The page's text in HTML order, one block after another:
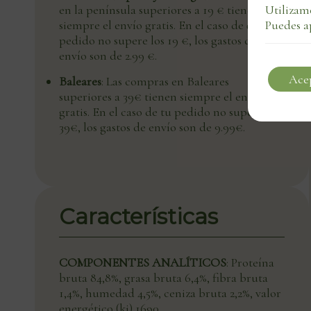
en la península superiores a 19 € tienen
siempre el envío gratis. En el caso de que tu
pedido no supere los 19 €, los gastos de
envío son de 2.99 €.
Baleares: Las compras en Baleares
superiores a 39€ tienen siempre el envío
gratis. En el caso de tu pedido no supere los
39€, los gastos de envío son de 9.99€.
Características
COMPONENTES ANALÍTICOS: Proteína
bruta 84,8%, grasa bruta 6,4%, fibra bruta
1,4%, humedad 4,5%, ceniza bruta 2,2%, valor
Puedes